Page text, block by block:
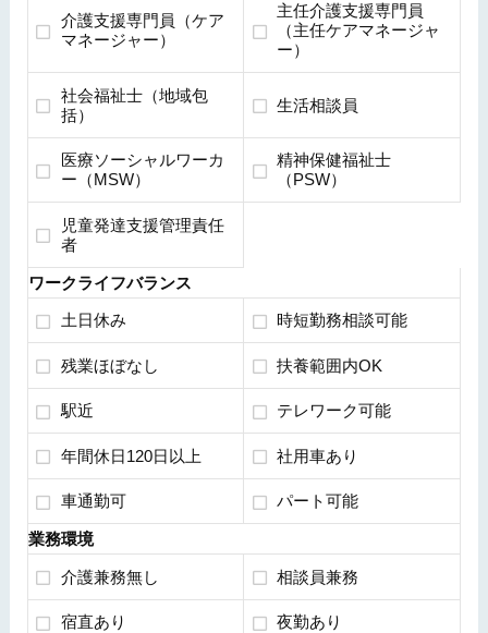
介護支援専門員（ケア
マネージャー）
主任介護支援専門員
（主任ケアマネージャ
ー）
社会福祉士（地域包
括）
生活相談員
医療ソーシャルワーカ
ー（MSW）
精神保健福祉士
（PSW）
児童発達支援管理責任
者
ワークライフバランス
土日休み 時短勤務相談可能
残業ほぼなし 扶養範囲内OK
駅近 テレワーク可能
年間休日120日以上 社用車あり
車通勤可 パート可能
業務環境
介護兼務無し 相談員兼務
宿直あり 夜勤あり